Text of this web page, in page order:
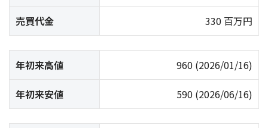
売買代金 330 百万円
年初来高値 960 (2026/01/16)
年初来安値 590 (2026/06/16)